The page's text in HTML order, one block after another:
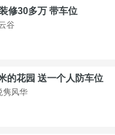
修30多万 带车位
谷
的花园 送一个人防车位
隽风华